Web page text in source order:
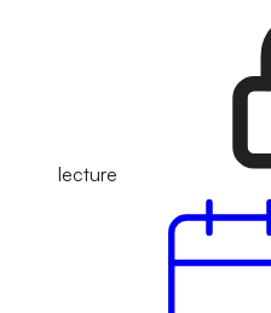
lecture